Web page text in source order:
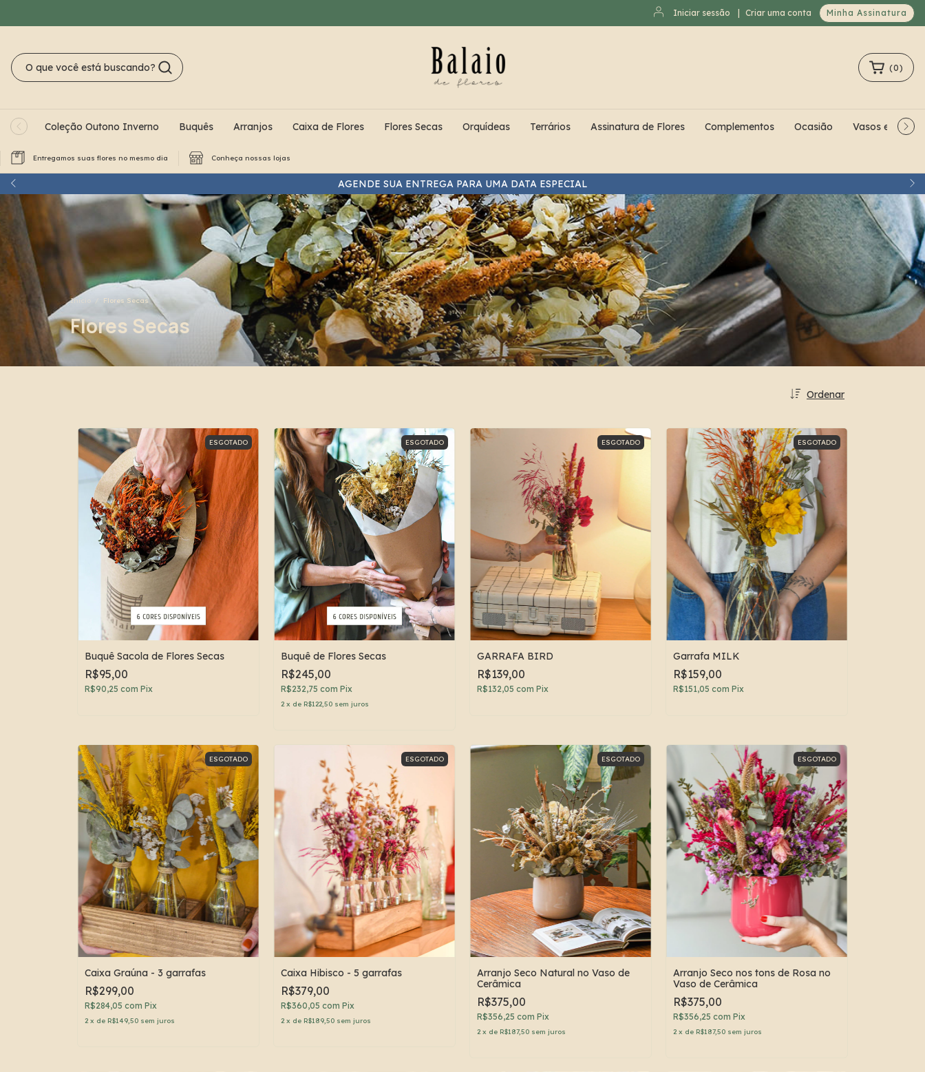
Iniciar sessão Criar uma conta Minha Assinatura
ENTREGA PARA O MESMO DIA NOS PEDIDOS FEITOS ATÉ ÀS 12H
(0)
Coleção Outono Inverno Buquês Arranjos Caixa de Flores Flores Secas Orquídeas Terrários Assinatura de Flores Complementos Ocasião Vasos e
Entregamos suas flores no mesmo dia Conheça nossas lojas
Início Flores Secas
Flores Secas
Ordenar
ESGOTADO
Buquê Sacola de Flores Secas
R$95,00
R$90,25 com Pix
ESGOTADO
Buquê de Flores Secas
R$245,00
R$232,75 com Pix
2 x de R$122,50 sem juros
ESGOTADO
GARRAFA BIRD
R$139,00
R$132,05 com Pix
ESGOTADO
Garrafa MILK
R$159,00
R$151,05 com Pix
ESGOTADO
Caixa Graúna - 3 garrafas
R$299,00
R$284,05 com Pix
2 x de R$149,50 sem juros
ESGOTADO
Caixa Hibisco - 5 garrafas
R$379,00
R$360,05 com Pix
2 x de R$189,50 sem juros
ESGOTADO
Arranjo Seco Natural no Vaso de
Cerâmica
R$375,00
R$356,25 com Pix
2 x de R$187,50 sem juros
ESGOTADO
Arranjo Seco nos tons de Rosa no
Vaso de Cerâmica
R$375,00
R$356,25 com Pix
2 x de R$187,50 sem juros